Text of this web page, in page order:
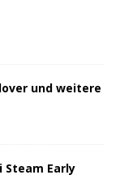
und weitere
Steam Early